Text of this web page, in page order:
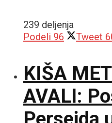
239 deljenja
Podeli 96 Tweet
KIŠA
AVALI: